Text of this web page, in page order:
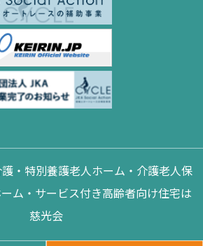
・特別養護老人ホーム・介護老人保
ム・サービス付き高齢者向け住宅は
慈光会